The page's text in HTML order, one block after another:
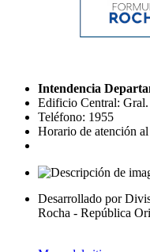
Intendencia
Edificio Central:
Teléfono: 1955
Horario de atención
Desarrollado por
Rocha - República